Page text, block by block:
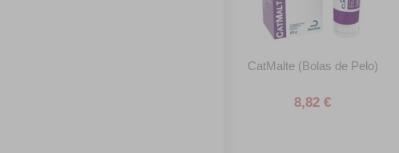
CatMalte (Bolas de Pelo)
8,82 €